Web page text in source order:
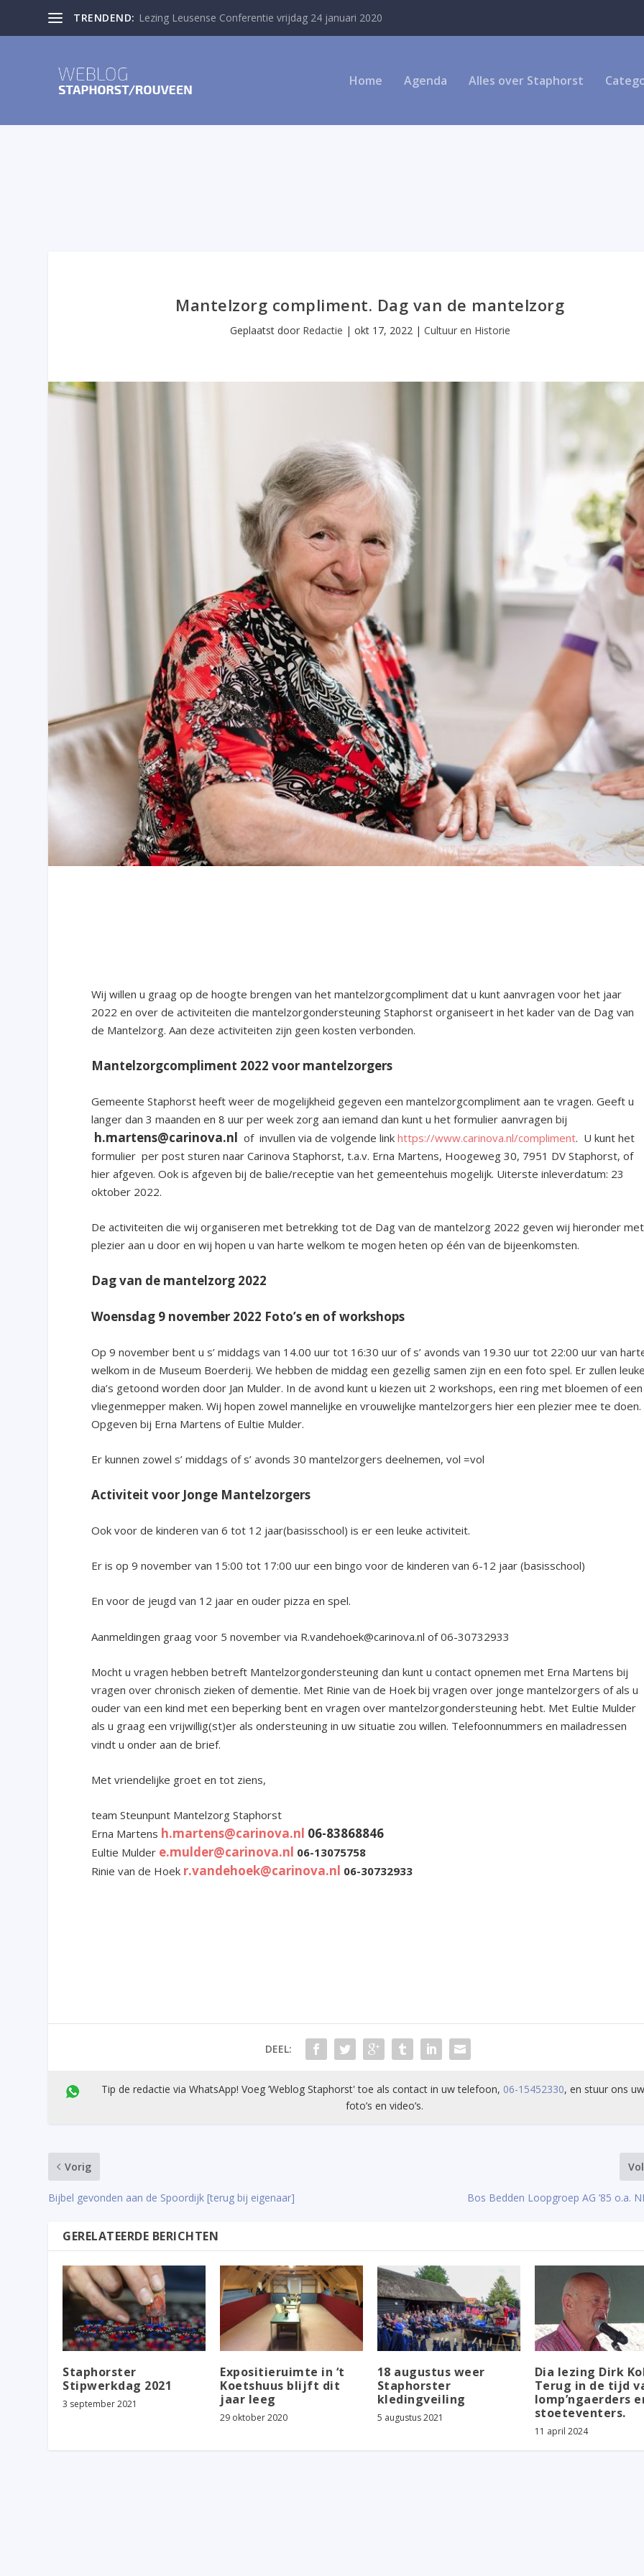
TRENDEND: Lezing Leusense Conferentie vrijdag 24 januari 2020
Home Agenda Alles over Staphorst
Mantelzorg compliment. Dag van de mantelzorg
Geplaatst door Redactie | okt 17, 2022| Cultuur en Historie
Wij willen u graag op de hoogte brengen van het mantelzorgcompliment dat u kunt aanvragen voor het jaar
2022 en over de activiteiten die mantelzorgondersteuning Staphorst organiseert in het kader van de Dag van
de Mantelzorg. Aan deze activiteiten zijn geen kosten verbonden.
Mantelzorgcompliment 2022 voor mantelzorgers
Gemeente Staphorst heeft weer de mogelijkheid gegeven een mantelzorgcompliment aan te vragen. Geeft u
langer dan 3 maanden en 8 uur per week zorg aan iemand dan kunt u het formulier aanvragen bij
h.martens@carinova.nl of invullen via de volgende linkhttps://www.carinova.nl/compliment. U kunt het
formulier per post sturen naar Carinova Staphorst, t.a.v. Erna Martens, Hoogeweg 30, 7951 DV Staphorst, of
hier afgeven. Ook is afgeven bij de balie/receptie van het gemeentehuis mogelijk. Uiterste inleverdatum: 23
oktober 2022.
De activiteiten die wij organiseren met betrekking tot de Dag van de mantelzorg 2022 geven wij hieronder met
plezier aan u door en wij hopen u van harte welkom te mogen heten op één van de bijeenkomsten.
Dag van de mantelzorg 2022
Woensdag 9 november 2022 Foto’s en of workshops
Op 9 november bent u s’ middags van 14.00 uur tot 16:30 uur of s’ avonds van 19.30 uur tot 22:00 uur van
welkom in de Museum Boerderij. We hebben de middag een gezellig samen zijn en een foto spel. Er zullen
dia’s getoond worden door Jan Mulder. In de avond kunt u kiezen uit 2 workshops, een ring met bloemen of een
vliegenmepper maken. Wij hopen zowel mannelijke en vrouwelijke mantelzorgers hier een plezier mee te doen.
Opgeven bij Erna Martens of Eultie Mulder.
Er kunnen zowel s’ middags of s’ avonds 30 mantelzorgers deelnemen, vol =vol
Activiteit voor Jonge Mantelzorgers
Ook voor de kinderen van 6 tot 12 jaar(basisschool) is er een leuke activiteit.
Er is op 9 november van 15:00 tot 17:00 uur een bingo voor de kinderen van 6-12 jaar (basisschool)
En voor de jeugd van 12 jaar en ouder pizza en spel.
Aanmeldingen graag voor 5 november via R.vandehoek@carinova.nl of 06-30732933
Mocht u vragen hebben betreft Mantelzorgondersteuning dan kunt u contact opnemen met Erna Martens bij
vragen over chronisch zieken of dementie. Met Rinie van de Hoek bij vragen over jonge mantelzorgers of als u
ouder van een kind met een beperking bent en vragen over mantelzorgondersteuning hebt. Met Eultie Mulder
als u graag een vrijwillig(st)er als ondersteuning in uw situatie zou willen. Telefoonnummers en mailadressen
vindt u onder aan de brief.
Met vriendelijke groet en tot ziens,
team Steunpunt Mantelzorg Staphorst
Erna Martens h.martens@carinova.nl 06-83868846
Eultie Mulder e.mulder@carinova.nl 06-13075758
Rinie van de Hoek r.vandehoek@carinova.nl 06-30732933
DEEL:
Tip de redactie via WhatsApp! Voeg ’Weblog Staphorst' toe als contact in uw telefoon, 06-15452330, en stuur ons
foto’s en video’s.
Vorig
Bijbel gevonden aan de Spoordijk [terug bij eigenaar] Bos Bedden Loopgroep AG ’85 o.a.
GERELATEERDE BERICHTEN
Staphorster
Stipwerkdag 2021
3 september 2021
Expositieruimte in ‘t
Koetshuus blijft dit
jaar leeg
29 oktober 2020
18 augustus weer
Staphorster
kledingveiling
5 augustus 2021
Dia lezing Dirk
Terug in de tijd
lomp’ngaerders
stoeteventers.
11 april 2024